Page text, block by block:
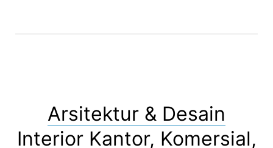
Arsitektur & Desain
Interior Kantor, Komersial,